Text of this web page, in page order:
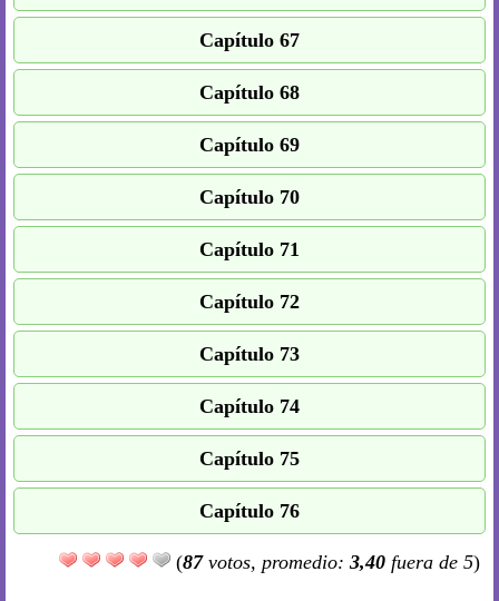
Capítulo 67
Capítulo 68
Capítulo 69
Capítulo 70
Capítulo 71
Capítulo 72
Capítulo 73
Capítulo 74
Capítulo 75
Capítulo 76
(87votos, promedio: 3,40 fuera de 5)